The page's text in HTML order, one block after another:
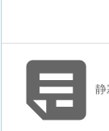
静